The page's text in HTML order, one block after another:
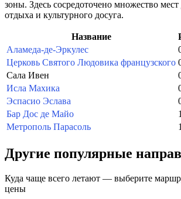
зоны. Здесь сосредоточено множество
отдыха и культурного досуга.
Название
Аламеда-де-Эркулес
Церковь Святого Людовика французского
Сала Ивен
Исла Махика
Эспасио Эслава
Бар Дос де Майо
Метрополь Парасоль
Другие популярные
Куда чаще всего летают — выберите
цены